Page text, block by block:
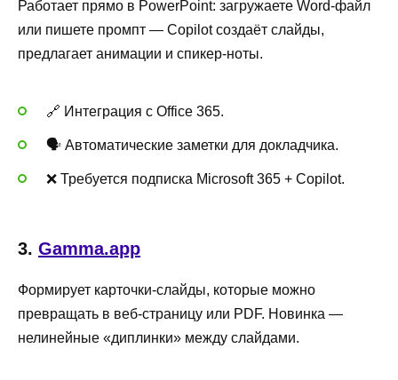
Работает прямо в PowerPoint: загружаете Word-файл
или пишете промпт — Copilot создаёт слайды,
предлагает анимации и спикер-ноты.
🔗 Интеграция с Office 365.
🗣 Автоматические заметки для докладчика.
❌ Требуется подписка Microsoft 365 + Copilot.
3. Gamma.app
Формирует карточки-слайды, которые можно
превращать в веб-страницу или PDF. Новинка —
нелинейные «диплинки» между слайдами.